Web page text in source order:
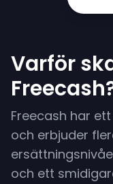
Varför
Freecash har
och erbjuder
och ett